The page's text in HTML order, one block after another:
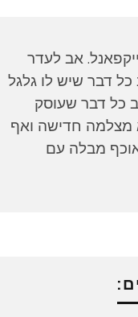
אב לעדר
כל דבר שיש לו גלגל
כל דבר שעוסק
מצלמה חדישה ואף
מבלה עם